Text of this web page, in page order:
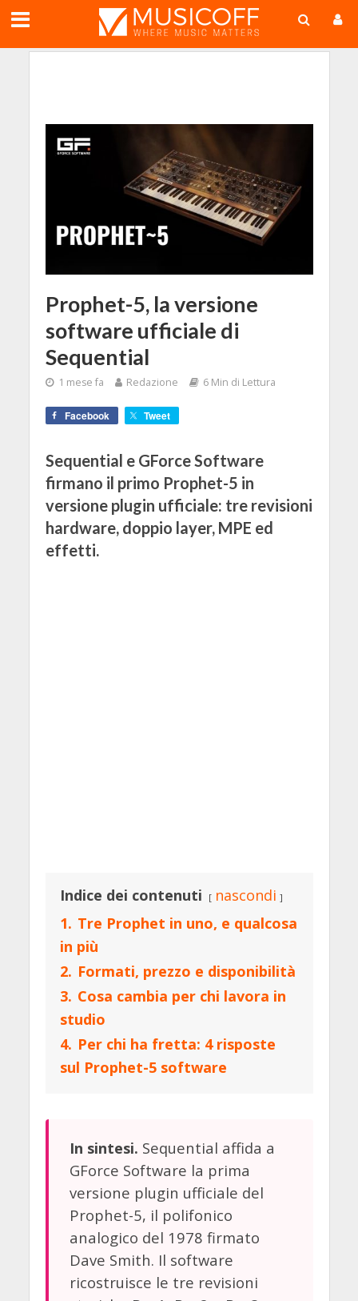
Prophet-5, la versione
software ufficiale di
Sequential
1 mese fa Redazione 6 Min di Lettura
Facebook Tweet
Sequential e GForce Software
firmano il primo Prophet-5 in
versione plugin ufficiale: tre revisioni
hardware, doppio layer, MPE ed
effetti.
Indice dei contenuti
nascondi
1. Tre Prophet in uno, e qualcosa
in più
2. Formati, prezzo e disponibilità
3. Cosa cambia per chi lavora in
studio
4. Per chi ha fretta: 4 risposte
sul Prophet-5 software
In sintesi. Sequential affida a
GForce Software la prima
versione plugin ufficiale del
Prophet-5, il polifonico
analogico del 1978 firmato
Dave Smith. Il software
ricostruisce le tre revisioni